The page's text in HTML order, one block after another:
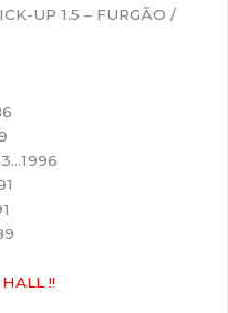
UP 1.5 – FURGÃO /
!!